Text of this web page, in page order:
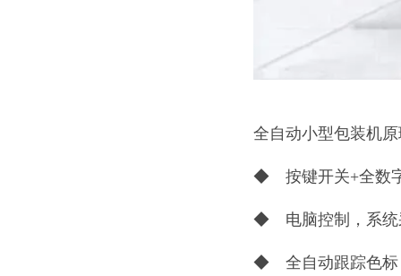
全自动小型包装机
◆ 按键开关+全数
◆ 电脑控制，系统
◆ 全自动跟踪色标